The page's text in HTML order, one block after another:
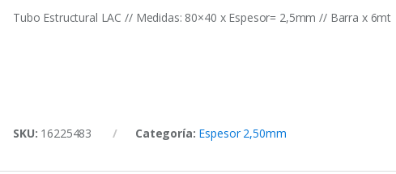
Tubo Estructural LAC // Medidas: 80×40 x Espesor= 2,5mm // Barra x 6mt
SKU: 16225483 Categoría: Espesor 2,50mm